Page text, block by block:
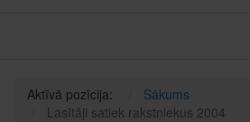
Aktīvā pozīcija:
Sākums
Lasītāji satiek rakstniekus 2004